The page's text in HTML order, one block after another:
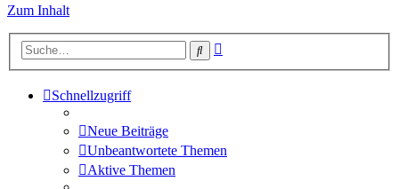
Zum Inhalt
Suche
Schnellzugriff
Neue Beiträge
Unbeantwortete Themen
Aktive Themen